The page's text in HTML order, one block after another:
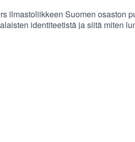
ilmastoliikkeen Suomen osaston
identiteetistä ja siitä miten